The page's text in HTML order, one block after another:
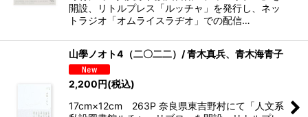
開設、リトルプレス「ルッチャ」を発行し、ネッ
トラジオ「オムライスラヂオ」での配信…
山學ノオト4（二〇二二）/ 青木真兵、青木海青子
2,200円(税込)
17cm×12cm 263P 奈良県東吉野村にて「人文系